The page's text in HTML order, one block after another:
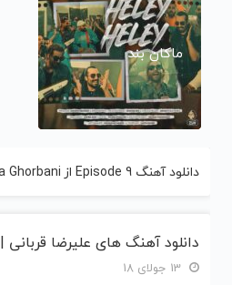
ماکان بند
دانلود آهنگ Episode 9 از Alireza Ghorbani علیرضا قربانی
دانلود آهنگ های علیرضا قربانی | Alireza Ghorbani